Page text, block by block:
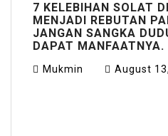
7 KELEBIHAN SOLAT
MENJADI REBUTAN
JANGAN SANGKA
DAPAT MANFAATNYA.
Mukmin August